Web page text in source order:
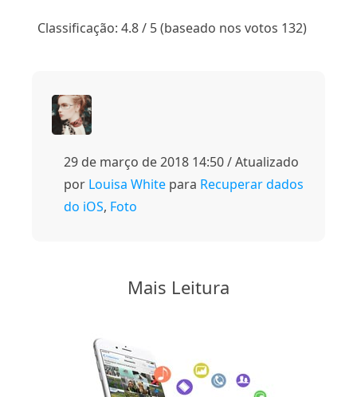
Classificação: 4.8 / 5 (baseado nos votos 132)
29 de março de 2018 14:50 / Atualizado
por Louisa White para Recuperar dados
do iOS, Foto
Mais Leitura